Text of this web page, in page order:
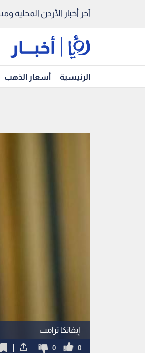
آخر أخبار الأردن المحلية
الرئيسية أسعار الذهب
إيفانكا ترامب
0
0